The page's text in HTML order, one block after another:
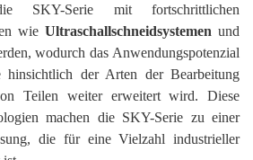
SKY-Serie mit fortschrittlichen
wie Ultraschallschneidsystemen und
wodurch das Anwendungspotenzial
hinsichtlich der Arten der Bearbeitung
Teilen weiter erweitert wird. Diese
machen die SKY-Serie zu einer
die für eine Vielzahl industrieller